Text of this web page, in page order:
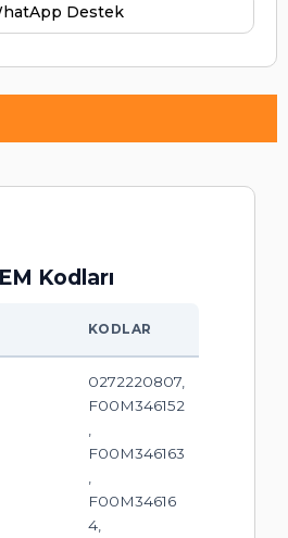
Destek
Kodları
KODLAR
0272220807,
F00M346152
F00M346163
F00M34616
4,